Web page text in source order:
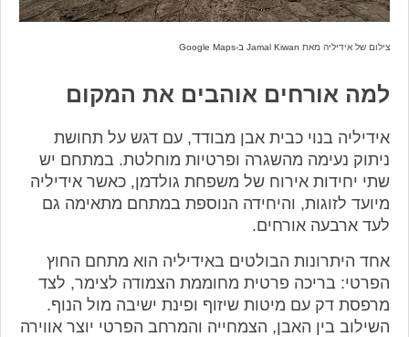
צילום של אידיליה מאת Jamal Kiwan ב-Google Maps
למה אורחים אוהבים את המקום
אידיליה בנוי כבית אבן מבודד, עם דגש על תחושת
ניתוק נעימה מהשגרה ופרטיות מוחלטת. במתחם יש
שתי יחידות אירוח של משפחת גולדמן, כאשר אידיליה
מיועד לזוגות, והיחידה הנוספת במתחם מתאימה גם
לעד ארבעה אורחים.
אחד היתרונות הבולטים באידיליה הוא מתחם החוץ
הפרטי: בריכה פרטית מחוממת הצמודה לצימר, לצד
מרפסת דק עם מיטות שיזוף ופינת ישיבה מול הנוף.
השילוב בין האבן, הצמחייה והמרחב הפרטי יוצר אווירה